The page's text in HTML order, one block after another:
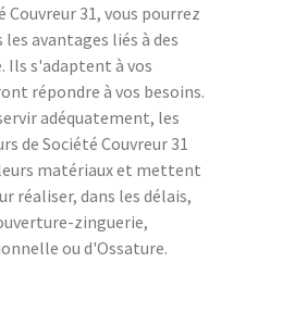
Couvreur 31, vous pourrez
avantages liés à des
Ils s'adaptent à vos
répondre à vos besoins.
adéquatement, les
de Société Couvreur 31
matériaux et mettent
réaliser, dans les délais,
zinguerie,
ou d'Ossature.